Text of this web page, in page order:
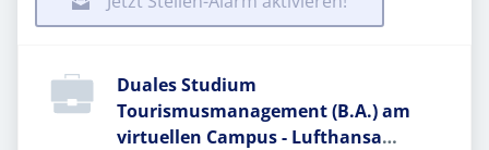
Duales Studium
Tourismusmanagement (B.A.) am
virtuellen Campus - Lufthansa